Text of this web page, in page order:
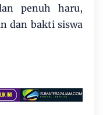
penuh haru,
dan bakti siswa